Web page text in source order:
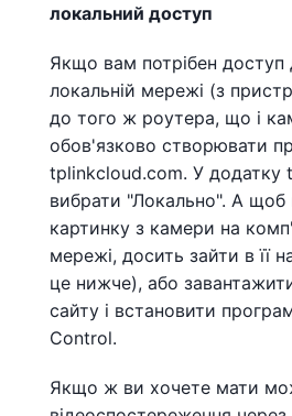
локальний доступ
Якщо вам потрібен доступ
локальній мережі (з
до того ж роутера, що і
обов'язково створювати
tplinkcloud.com. У додатку
вибрати "Локально". А щоб
картинку з камери на
мережі, досить зайти в її
це нижче), або
сайту і встановити
Control.
Якщо ж ви хочете мати